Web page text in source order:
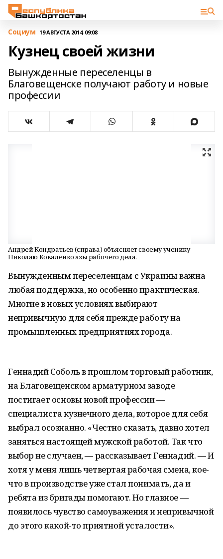
Cоциум 19 АВГУСТА 2014, 09:08
Кузнец своей жизни
Вынужденные переселенцы в
Благовещенске получают работу и новые
профессии
Андрей Кондратьев (справа) объясняет своему ученику
Николаю Коваленко азы рабочего дела.
Вынужденным переселенцам с Украины важна
любая поддержка, но особенно практическая.
Многие в новых условиях выбирают
непривычную для себя прежде работу на
промышленных предприятиях города.
Геннадий Соболь в прошлом торговый работник,
на Благовещенском арматурном заводе
постигает основы новой профессии —
специалиста кузнечного дела, которое для себя
выбрал осознанно. «Честно сказать, давно хотел
заняться настоящей мужской работой. Так что
выбор не случаен, — рассказывает Геннадий. — И
хотя у меня лишь четвертая рабочая смена, кое-
что в производстве уже стал понимать, да и
ребята из бригады помогают. Но главное —
появилось чувство самоуважения и непривычной
до этого какой-то приятной усталости».